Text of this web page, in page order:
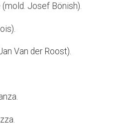
Josef Bönish).
Van der Roost).